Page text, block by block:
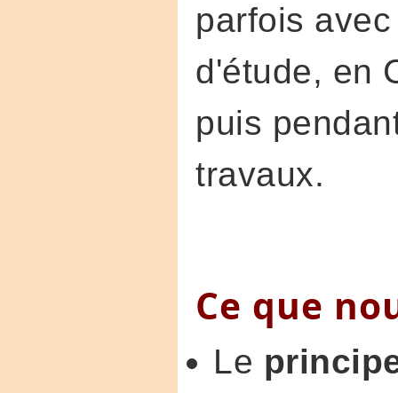
parfois
d'étude, en
puis
travaux.
Ce que
Le